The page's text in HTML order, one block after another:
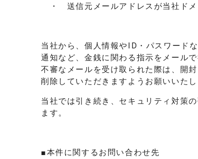
・ 送信元メールアドレスが当社ド
当社から、個人情報やID・パスワード
通知など、金銭に関わる指示をメール
不審なメールを受け取られた際は、開
削除していただきますようお願いいたし
当社では引き続き、セキュリティ対策
ます。
■本件に関するお問い合わせ先